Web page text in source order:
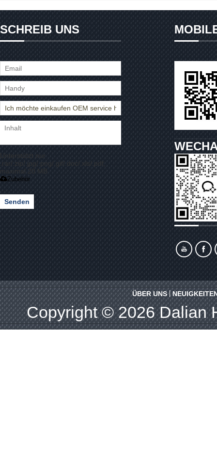
SCHREIB UNS
Unterstützt nur
.rar/.zip/.jpg/.png/.gif/.doc/.xls/.pdf,
maximal 20 MB
Zubehör
Senden
ÜBER UNS
Copyright © 2026Dalian